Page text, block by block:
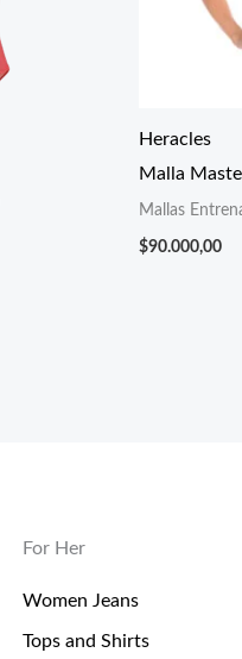
Heracles
Malla
Mallas
$90.000,00
For Her
Women Jeans
Tops and Shirts